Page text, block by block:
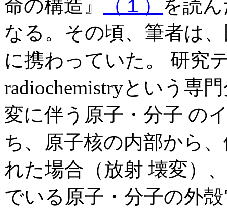
命の構造』
（１） を読
なる。その頃、筆者は
に携わっていた。 研究
radiochemistryという専
変に伴う原子・分子 の
ち、原子核の内部から
れた場合（放射 壊変）
でいる原子・分子の外